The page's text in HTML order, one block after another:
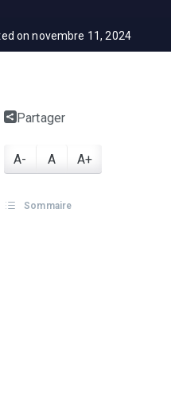
on novembre 11, 2024
Partager
A- A A+
Sommaire